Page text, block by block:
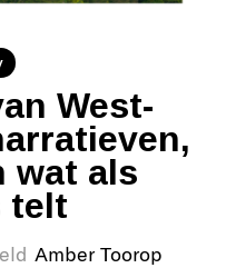
West-
wat als
telt
Amber Toorop